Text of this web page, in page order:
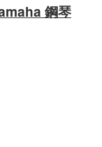
鋼琴